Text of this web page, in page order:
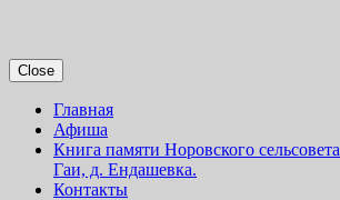
Close
Главная
Афиша
Книга памяти Норовского
Гаи, д. Ендашевка.
Контакты